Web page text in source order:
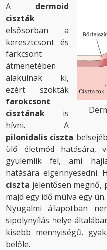
A dermoid
ciszták
elsősorban a
keresztcsont és
farkcsont
átmenetében
alakulnak ki,
ezért szokták
farokcsont
cisztának is
hívni. A
pilonidalis ciszta
ülő életmód hatására,
gyülemlik fel, ami
hatására elgennyesedni.
ciszta jelentősen megnő,
majd egy idő múlva egy
Nyugalmi állapotban
sipolynyílás helye
kisebb mennyiségű,
belőle.